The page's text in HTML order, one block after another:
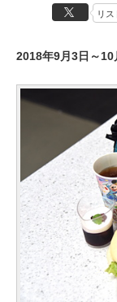
リス
2018年9月3日～10